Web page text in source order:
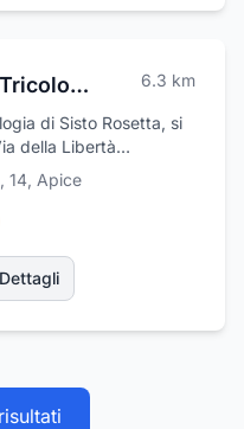
nelle
Beauty Fashion Tricologia 6.3 km
di Sisto Rosetta, si
della Libertà
di Sisto Rosetta
dove dove
Sisto pronta ad
suo staff, tutti altamente
oltre che simpatici.
nei trattamenti di
14, Apice
Dettagli